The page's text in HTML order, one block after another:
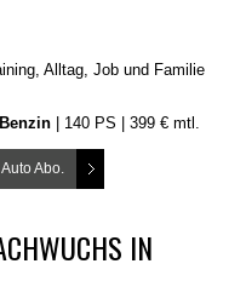
Alltag, Job und Familie
| 140 PS | 399 € mtl.
Abo.
IN